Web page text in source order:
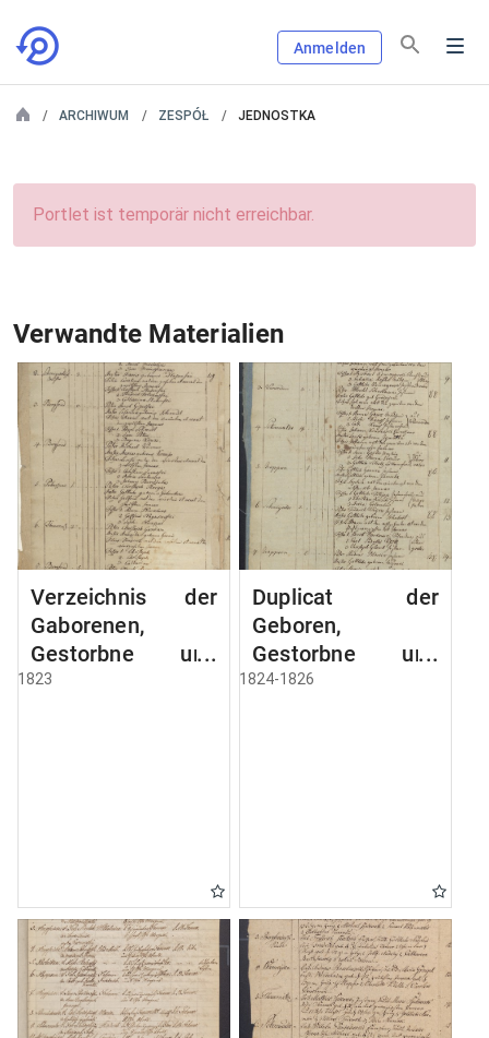
Anmelden
ARCHIWUM ZESPÓŁ JEDNOSTKA
Portlet ist temporär nicht erreichbar.
Verwandte Materialien
Verzeichnis der
Gaborenen,
Gestorbne und
Capulirten
1823
Duplicat der
Geboren,
Gestorbne und
Getrauten
1824-1826